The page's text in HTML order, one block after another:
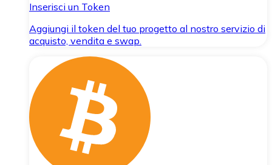
Inserisci un Token
Aggiungi il token del tuo progetto al nostro servizio di
acquisto, vendita e swap.